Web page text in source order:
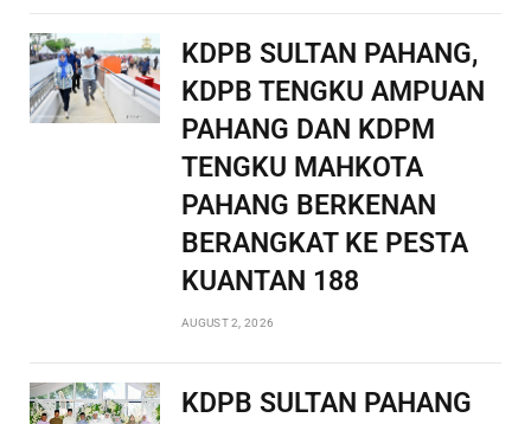
KDPB SULTAN PAHANG,
KDPB TENGKU AMPUAN
PAHANG DAN KDPM
TENGKU MAHKOTA
PAHANG BERKENAN
BERANGKAT KE PESTA
KUANTAN 188
AUGUST 2, 2026
KDPB SULTAN PAHANG